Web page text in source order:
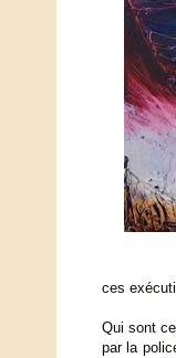
ces
Qui sont
par la